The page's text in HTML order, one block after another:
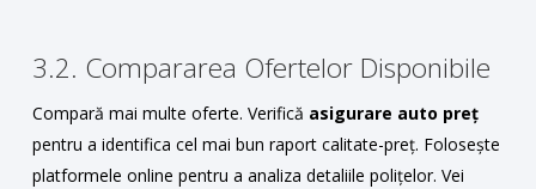
3.2. Compararea Ofertelor Disponibile
Compară mai multe oferte. Verifică asigurare auto preț
pentru a identifica cel mai bun raport calitate-preț. Folosește
platformele online pentru a analiza detaliile polițelor. Vei